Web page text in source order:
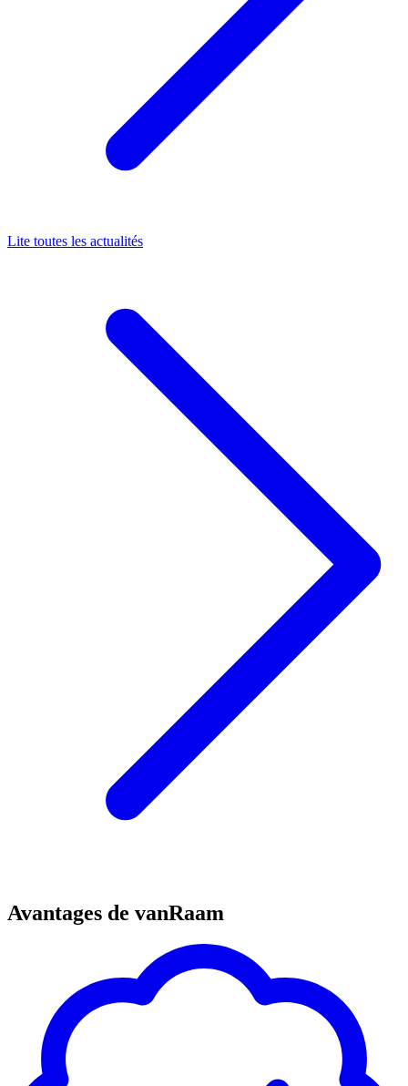
Lite toutes les actualités
Avantages de vanRaam